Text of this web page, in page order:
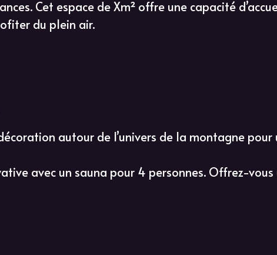
Cet espace de Xm² offre une capacité
du plein air.
autour de l’univers de la montagne pour
avec un sauna pour 4 personnes. Offrez-